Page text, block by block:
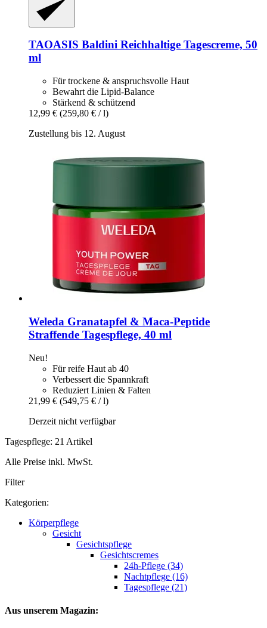
TAOASIS Baldini Reichhaltige Tagescreme, 50
ml
Für trockene & anspruchsvolle Haut
Bewahrt die Lipid-Balance
Stärkend & schützend
12,99 € (259,80 € / l)
Zustellung bis 12. August
Weleda Granatapfel & Maca-​Peptide
Straffende Tagespflege, 40 ml
Neu!
Für reife Haut ab 40
Verbessert die Spannkraft
Reduziert Linien & Falten
21,99 € (549,75 € / l)
Derzeit nicht verfügbar
Tagespflege: 21 Artikel
Alle Preise inkl. MwSt.
Filter
Kategorien:
Körperpflege
Gesicht
Gesichtspflege
Gesichtscremes
24h-Pflege (34)
Nachtpflege (16)
Tagespflege (21)
Aus unserem Magazin: